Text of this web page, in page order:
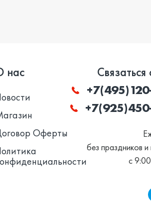
нас
Оферты
без праздников
с